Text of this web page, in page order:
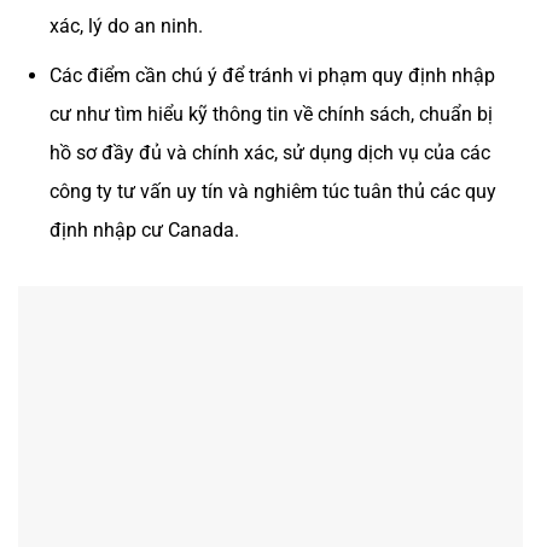
xác, lý do an ninh.
Các điểm cần chú ý để tránh vi phạm quy định nhập
cư như tìm hiểu kỹ thông tin về chính sách, chuẩn bị
hồ sơ đầy đủ và chính xác, sử dụng dịch vụ của các
công ty tư vấn uy tín và nghiêm túc tuân thủ các quy
định nhập cư Canada.